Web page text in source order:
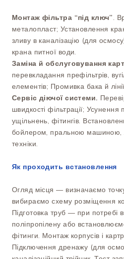
Монтаж фільтра “під ключ”.
металопласт; Установлення
зливу в каналізацію (для
крана питної води.
Заміна й обслуговування
перевкладання префільтрів,
елементів; Промивка бака й
Сервіс діючої системи.
швидкості фільтрації; Усунення
ущільнень, фітингів.
бойлером, пральною машиною,
техніки.
Як проходить встановлення
Огляд місця — визначаємо
вибираємо схему розміщення
Підготовка труб — при потребі
поліпропілену або
фітинги. Монтаж корпусів і
Підключення дренажу (для